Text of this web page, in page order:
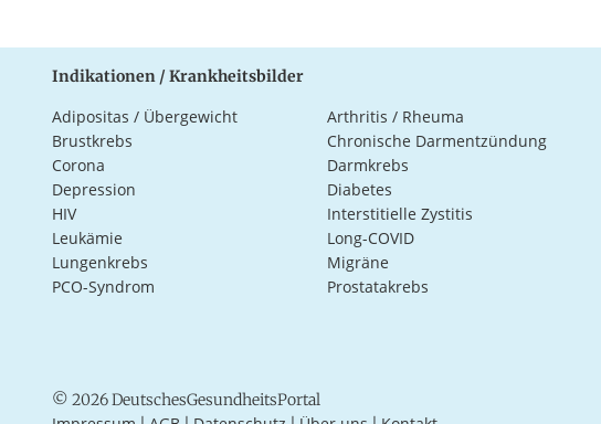
Indikationen / Krankheitsbilder
Adipositas / Übergewicht Arthritis / Rheuma
Brustkrebs
Chronische Darmentzündung
Corona
Darmkrebs
Depression
Diabetes
HIV
Interstitielle Zystitis
Leukämie
Long-COVID
Lungenkrebs
Migräne
PCO-Syndrom
Prostatakrebs
© 2026 DeutschesGesundheitsPortal